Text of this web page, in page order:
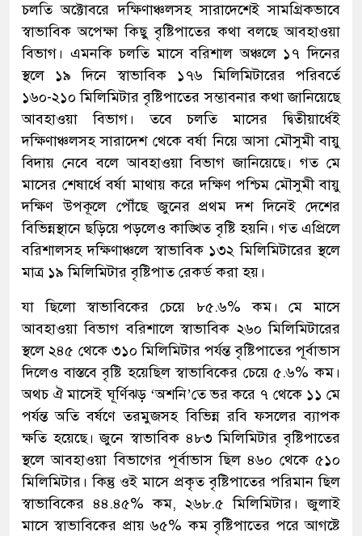
চলতি অক্টোবরে দক্ষিণাঞ্চলসহ সারাদেশেই সামগ্রিকভাবে
স্বাভাবিক অপেক্ষা কিছু বৃষ্টিপাতের কথা বলছে আবহাওয়া
বিভাগ। এমনকি চলতি মাসে বরিশাল অঞ্চলে ১৭ দিনের
স্থলে ১৯ দিনে স্বাভাবিক ১৭৬ মিলিমিটারের পরিবর্তে
১৬০-২১০ মিলিমিটার বৃষ্টিপাতের সম্ভাবনার কথা জানিয়েছে
আবহাওয়া বিভাগ। তবে চলতি মাসের দ্বিতীয়ার্ধেই
দক্ষিণাঞ্চলসহ সারাদেশ থেকে বর্ষা নিয়ে আসা মৌসুমী বায়ু
বিদায় নেবে বলে আবহাওয়া বিভাগ জানিয়েছে। গত মে
মাসের শেষার্ধে বর্ষা মাথায় করে দক্ষিণ পশ্চিম মৌসুমী বায়ু
দক্ষিণ উপকূলে পৌঁছে জুনের প্রথম দশ দিনেই দেশের
বিভিন্নস্থানে ছড়িয়ে পড়লেও কাঙ্খিত বৃষ্টি হয়নি। গত এপ্রিলে
বরিশালসহ দক্ষিণাঞ্চলে স্বাভাবিক ১৩২ মিলিমিটারের স্থলে
মাত্র ১৯ মিলিমিটার বৃষ্টিপাত রেকর্ড করা হয়।
যা ছিলো স্বাভাবিকের চেয়ে ৮৫.৬% কম। মে মাসে
আবহাওয়া বিভাগ বরিশালে স্বাভাবিক ২৬০ মিলিমিটারের
স্থলে ২৪৫ থেকে ৩১০ মিলিমিটার পর্যন্ত বৃষ্টিপাতের পূর্বাভাস
দিলেও বাস্তবে বৃষ্টি হয়েছিল স্বাভাবিকের চেয়ে ৫.৬% কম।
অথচ ঐ মাসেই ঘূর্ণিঝড় ‘অশনি’তে ভর করে ৭ থেকে ১১ মে
পর্যন্ত অতি বর্ষণে তরমুজসহ বিভিন্ন রবি ফসলের ব্যাপক
ক্ষতি হয়েছে। জুনে স্বাভাবিক ৪৮৩ মিলিমিটার বৃষ্টিপাতের
স্থলে আবহাওয়া বিভাগের পূর্বাভাস ছিল ৪৬০ থেকে ৫১০
মিলিমিটার। কিন্তু ওই মাসে প্রকৃত বৃষ্টিপাতের পরিমান ছিল
স্বাভাবিকের ৪৪.৪৫% কম, ২৬৮.৫ মিলিমিটার। জুলাই
মাসে স্বাভাবিকের প্রায় ৬৫% কম বৃষ্টিপাতের পরে আগষ্টে